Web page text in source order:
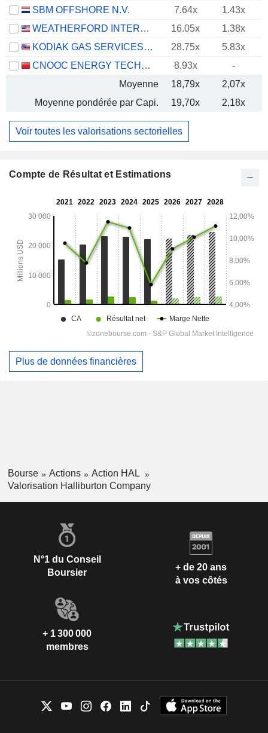
SBM OFFSHORE N.V.
7.64x
1.43x
WEATHERFORD INTERNATIONAL PLC
16.05x
1.38x
KODIAK GAS SERVICES, INC.
28.75x 5.83x
CNOOC ENERGY TECHNOLOGY & SERVICES LIMITED
8.93x
-
Moyenne
18,79x
2,07x
Moyenne pondérée par Capi.
19,70x 2,18x
Voir toutes les valorisations sectorielles
Compte de Résultat et Estimations
Plus de données financières
Bourse Actions
Action HAL
Valorisation Halliburton Company
N°1 du Conseil
Boursier
+ de 20 ans
à vos côtés
+ 1 300 000
membres